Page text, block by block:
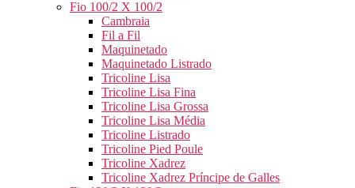
Fio 100/2 X 100/2
Cambraia
Fil a Fil
Maquinetado
Maquinetado Listrado
Tricoline Lisa
Tricoline Lisa Fina
Tricoline Lisa Grossa
Tricoline Lisa Média
Tricoline Listrado
Tricoline Pied Poule
Tricoline Xadrez
Tricoline Xadrez Príncipe de Galles